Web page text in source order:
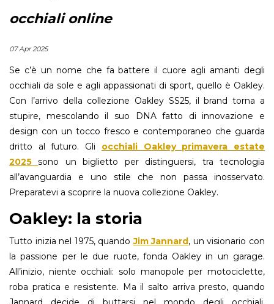
occhiali online
07 Apr 2025
Se c’è un nome che fa battere il cuore agli amanti degli
occhiali da sole e agli appassionati di sport, quello è Oakley.
Con l’arrivo della collezione Oakley SS25, il brand torna a
stupire, mescolando il suo DNA fatto di innovazione e
design con un tocco fresco e contemporaneo che guarda
dritto al futuro. Gli occhiali Oakley primavera estate
2025 sono un biglietto per distinguersi, tra tecnologia
all’avanguardia e uno stile che non passa inosservato.
Preparatevi a scoprire la nuova collezione Oakley.
Oakley: la storia
Tutto inizia nel 1975, quandoJim Jannard, un visionario con
la passione per le due ruote, fonda Oakley in un garage.
All’inizio, niente occhiali: solo manopole per motociclette,
roba pratica e resistente. Ma il salto arriva presto, quando